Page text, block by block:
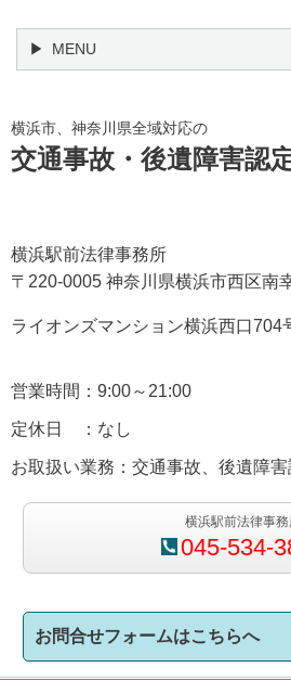
MENU
横浜市、神奈川県全域対応の
交通事故・後遺障害認
横浜駅前法律事務所
〒220-0005 神奈川県横浜市西区南
ライオンズマンション横浜西口704
営業時間：9:00～21:00
定休日 ：なし
お取扱い業務：交通事故、後遺障
横浜駅前法律事
045-534-
お問合せフォームはこちら